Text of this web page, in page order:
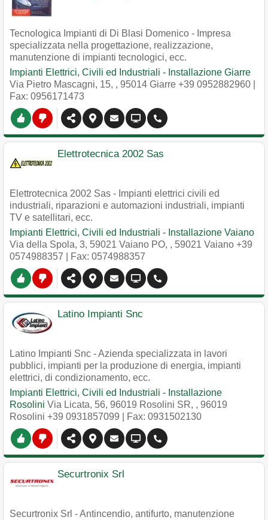
Tecnologica Impianti di Di Blasi Domenico - Impresa
specializzata nella progettazione, realizzazione,
manutenzione di impianti tecnologici, ecc.
Impianti Elettrici, Civili ed Industriali - Installazione Giarre
Via Pietro Mascagni, 15, , 95014 Giarre +39 0952882960
Fax: 0956171473
Elettrotecnica 2002 Sas
Elettrotecnica 2002 Sas - Impianti elettrici civili ed
industriali, riparazioni e automazioni industriali, impianti
TV e satellitari, ecc.
Impianti Elettrici, Civili ed Industriali - Installazione Vaiano
Via della Spola, 3, 59021 Vaiano PO, , 59021 Vaiano +39
0574988357 | Fax: 0574988357
Latino Impianti Snc
Latino Impianti Snc - Azienda specializzata in lavori
pubblici, impianti per la produzione di energia, impianti
elettrici, di condizionamento, ecc.
Impianti Elettrici, Civili ed Industriali - Installazione
Rosolini Via Licata, 56, 96019 Rosolini SR, , 96019
Rosolini +39 0931857099 | Fax: 0931502130
Securtronix Srl
Securtronix Srl - Antincendio, antifurto, manutenzione